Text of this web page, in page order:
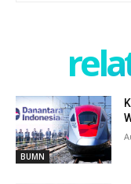
BUMN